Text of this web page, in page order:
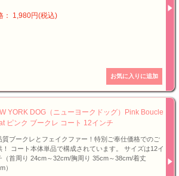
： 1,980円(税込)
YORK DOG（ニューヨークドッグ）Pink Boucle
ピンク ブークレ コート 12インチ
質ブークレとフェイクファー！特別ご奉仕価格でのご
！ コート本体単品で構成されています。 サイズは12イ
（首周り 24cm～32cm/胸周り 35cm～38cm/着丈
）